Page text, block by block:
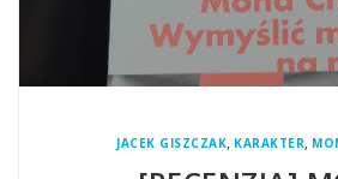
JACEK GISZCZAK, KARAKTER,